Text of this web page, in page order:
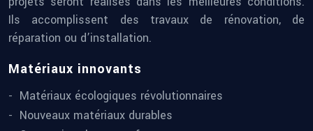
Ils accomplissent des travaux de rénovation, de
réparation ou d’installation.
Matériaux innovants
Matériaux écologiques révolutionnaires
Nouveaux matériaux durables